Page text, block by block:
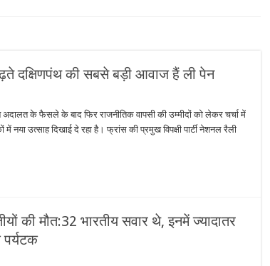
दक्षिणपंथ की सबसे बड़ी आवाज हैं ली पेन
अदालत के फैसले के बाद फिर राजनीतिक वापसी की उम्मीदों को लेकर चर्चा में
उत्साह दिखाई दे रहा है। फ्रांस की प्रमुख विपक्षी पार्टी नेशनल रैली
की मौत:32 भारतीय सवार थे, इनमें ज्यादातर